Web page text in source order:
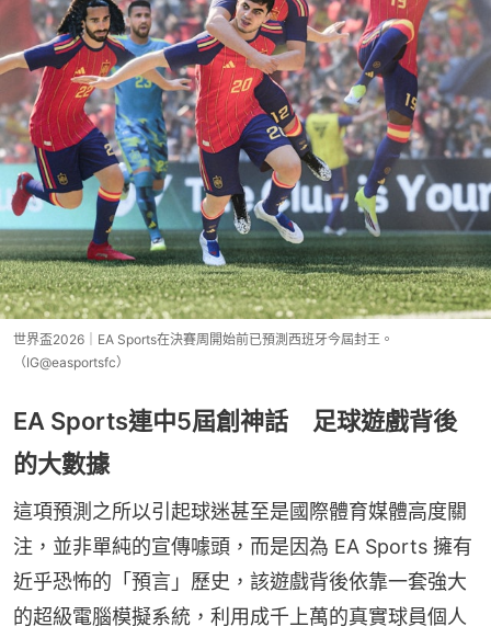
世界盃2026｜EA Sports在決賽周開始前已預測西班牙今屆封王。
（IG@easportsfc）
EA Sports連中5屆創神話 足球遊戲背後
的大數據
這項預測之所以引起球迷甚至是國際體育媒體高度關
注，並非單純的宣傳噱頭，而是因為 EA Sports 擁有
近乎恐怖的「預言」歷史，該遊戲背後依靠一套強大
的超級電腦模擬系統，利用成千上萬的真實球員個人